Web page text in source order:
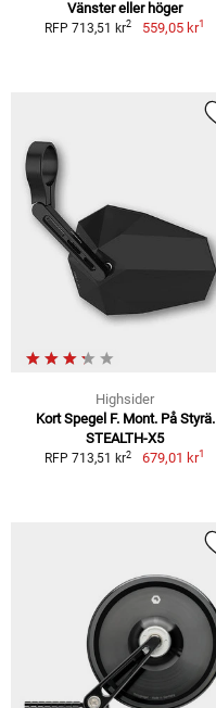
Vänster eller höger
RFP 713,51 kr2 559,05 kr1
Highsider
Kort Spegel F. Mont. På Styrä.
STEALTH-X5
RFP 713,51 kr2 679,01 kr1